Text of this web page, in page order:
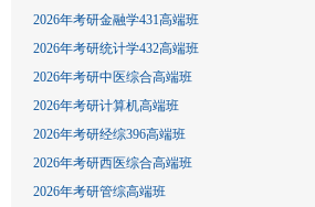
2026年考研金融学431高端班
2026年考研统计学432高端班
2026年考研中医综合高端班
2026年考研计算机高端班
2026年考研经综396高端班
2026年考研西医综合高端班
2026年考研管综高端班